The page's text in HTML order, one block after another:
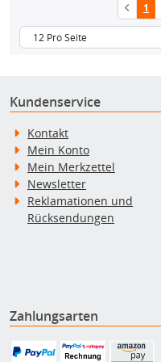
1
Kundenservice
Kontakt
Mein Konto
Mein Merkzettel
Newsletter
Reklamationen und
Rücksendungen
Zahlungsarten